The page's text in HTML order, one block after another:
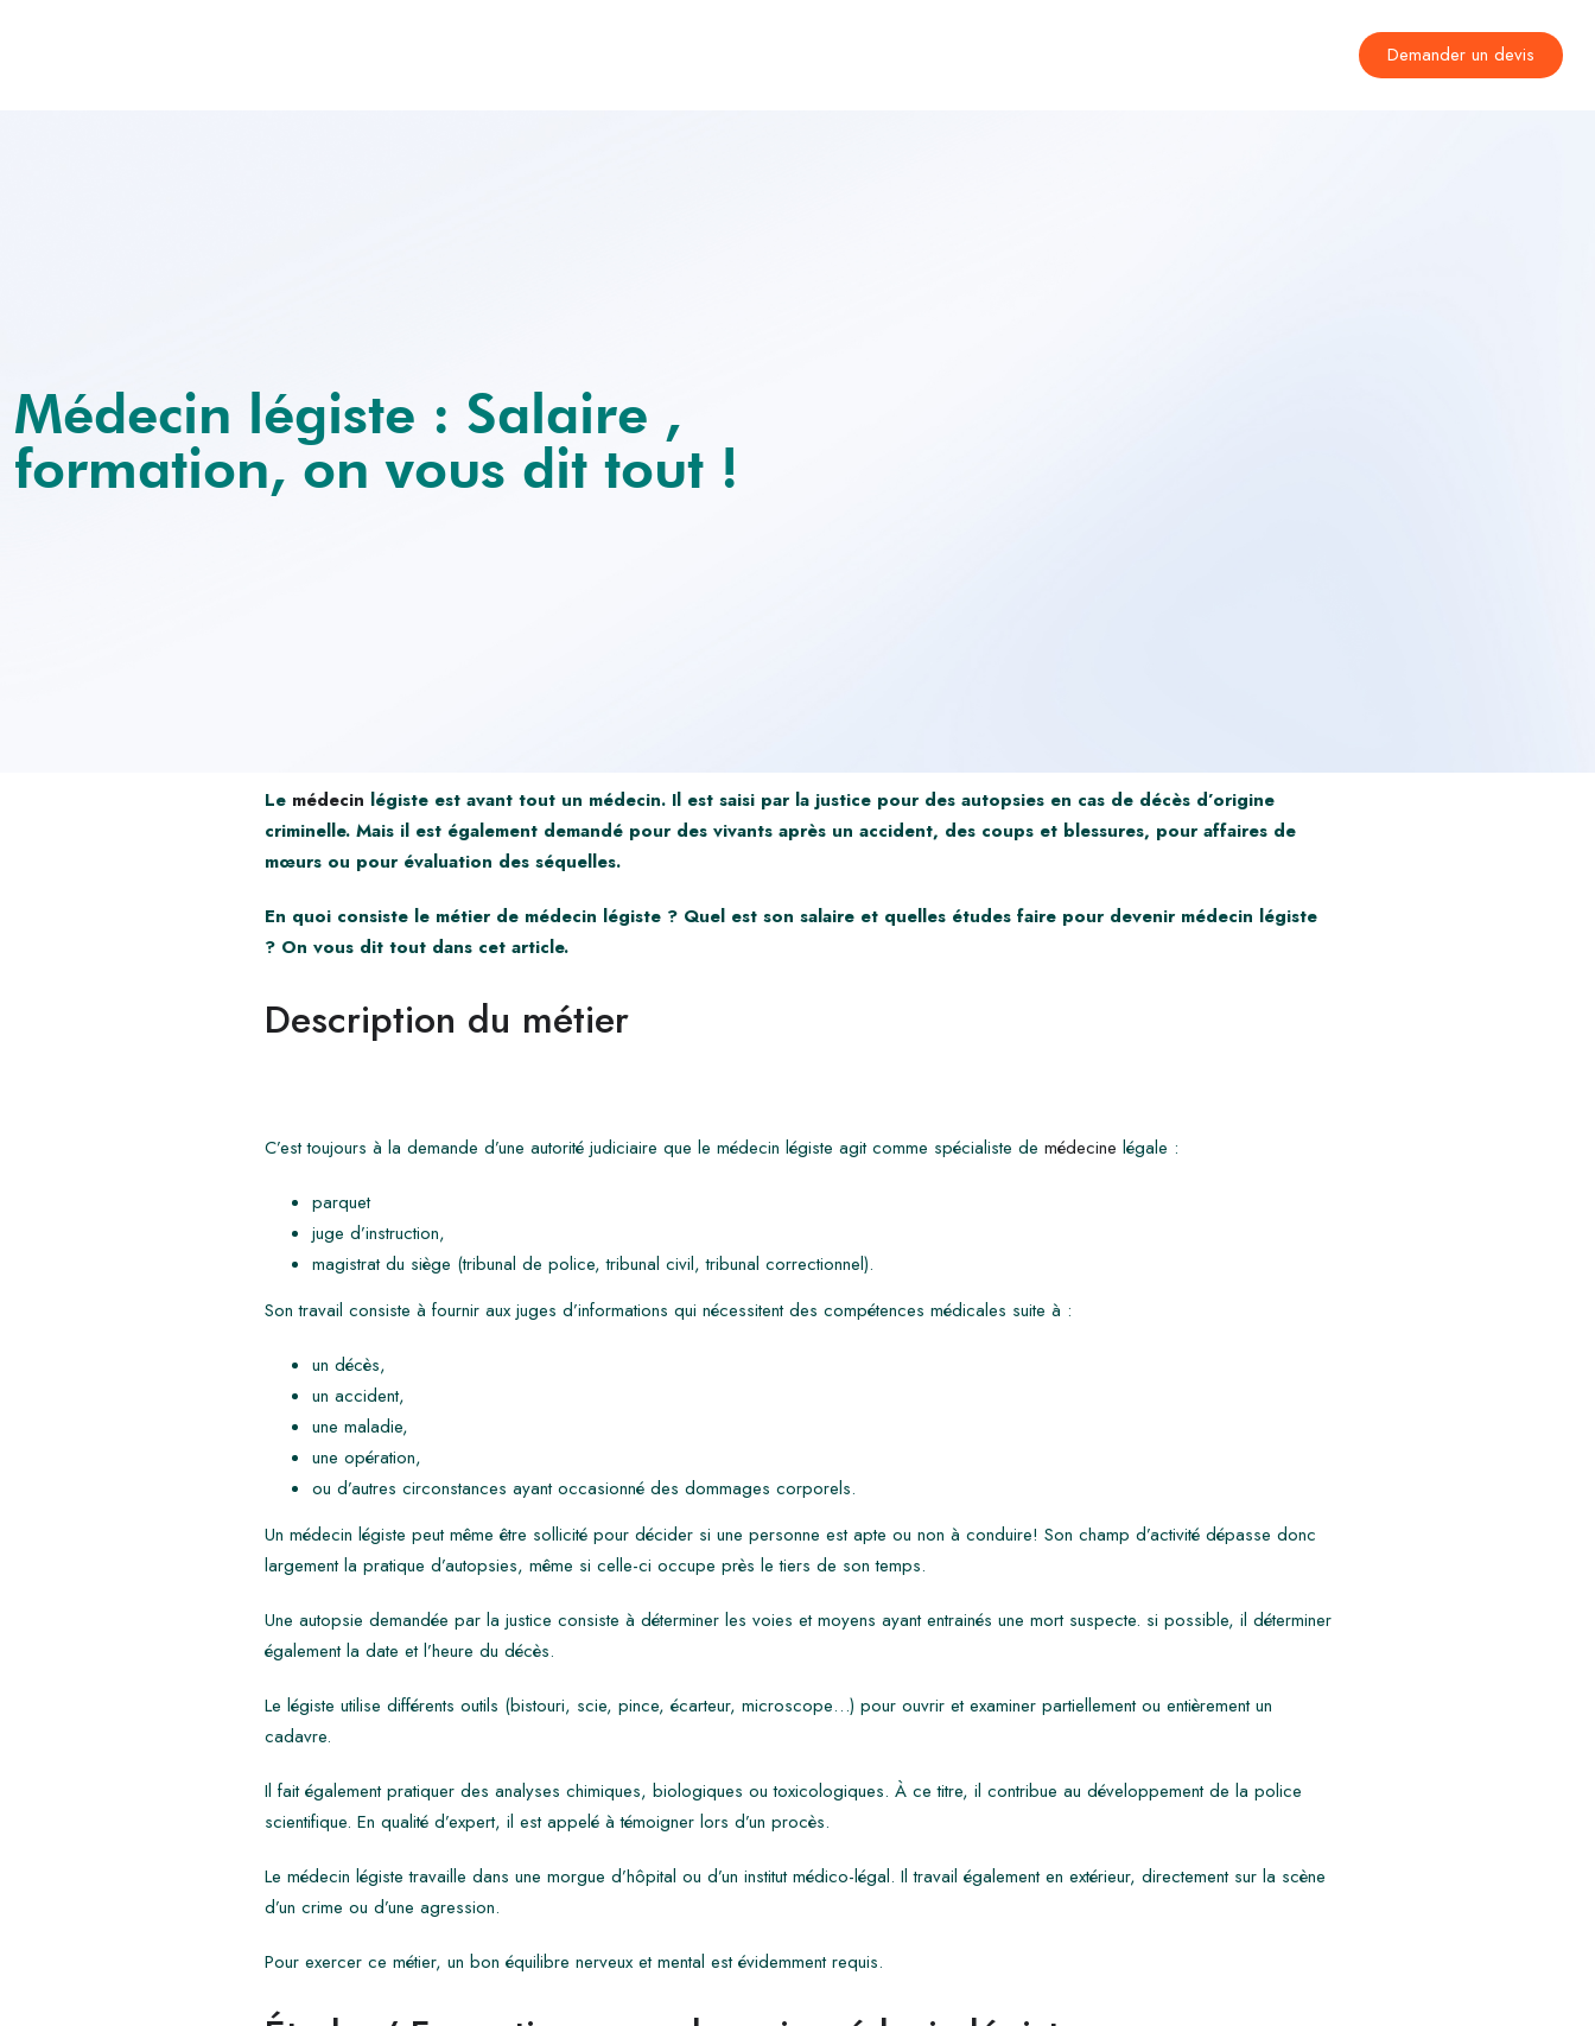
Demander un devis
Médecin légiste : Salaire ,
formation, on vous dit tout !
Le médecin légiste est avant tout un médecin. Il est saisi par la justice pour des autopsies en cas de décès d’origine
criminelle. Mais il est également demandé pour des vivants après un accident, des coups et blessures, pour affaires de
mœurs ou pour évaluation des séquelles.
En quoi consiste le métier de médecin légiste ? Quel est son salaire et quelles études faire pour devenir médecin légiste
? On vous dit tout dans cet article.
Description du métier
C’est toujours à la demande d’une autorité judiciaire que le médecin légiste agit comme spécialiste de médecine légale :
parquet
juge d’instruction,
magistrat du siège (tribunal de police, tribunal civil, tribunal correctionnel).
Son travail consiste à fournir aux juges d’informations qui nécessitent des compétences médicales suite à :
un décès,
un accident,
une maladie,
une opération,
ou d’autres circonstances ayant occasionné des dommages corporels.
Un médecin légiste peut même être sollicité pour décider si une personne est apte ou non à conduire! Son champ d’activité dépasse donc
largement la pratique d’autopsies, même si celle-ci occupe près le tiers de son temps.
Une autopsie demandée par la justice consiste à déterminer les voies et moyens ayant entrainés une mort suspecte. si possible, il déterminer
également la date et l’heure du décès.
Le légiste utilise différents outils (bistouri, scie, pince, écarteur, microscope…) pour ouvrir et examiner partiellement ou entièrement un
cadavre.
Il fait également pratiquer des analyses chimiques, biologiques ou toxicologiques. À ce titre, il contribue au développement de la police
scientifique. En qualité d’expert, il est appelé à témoigner lors d’un procès.
Le médecin légiste travaille dans une morgue d’hôpital ou d’un institut médico-légal. Il travail également en extérieur, directement sur la scène
d’un crime ou d’une agression.
Pour exercer ce métier, un bon équilibre nerveux et mental est évidemment requis.